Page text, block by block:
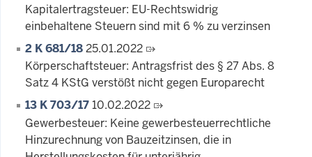
Kapitalertragsteuer: EU-Rechtswidrig
einbehaltene Steuern sind mit 6 % zu verzinsen
2 K 681/1825.01.2022
Körperschaftsteuer: Antragsfrist des § 27 Abs. 8
Satz 4 KStG verstößt nicht gegen Europarecht
13 K 703/1710.02.2022
Gewerbesteuer: Keine gewerbesteuerrechtliche
Hinzurechnung von Bauzeitzinsen, die in